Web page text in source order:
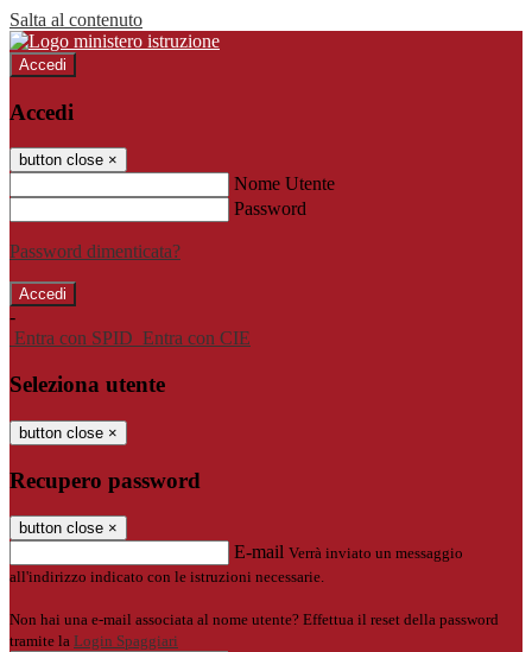
Salta al contenuto
Accedi
Accedi
button close ×
Nome Utente
Password
Password dimenticata?
-
Entra con SPID Entra con CIE
Seleziona utente
button close ×
Recupero password
button close ×
E-mail Verrà inviato un messaggio
all'indirizzo indicato con le istruzioni necessarie.
Non hai una e-mail associata al nome utente? Effettua il reset della password
tramite la Login Spaggiari